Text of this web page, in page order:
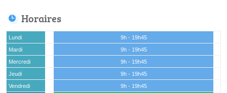
Horaires
Lundi
9h - 19h45
Mardi
9h - 19h45
Mercredi
9h - 19h45
Jeudi
9h - 19h45
Vendredi
9h - 19h45